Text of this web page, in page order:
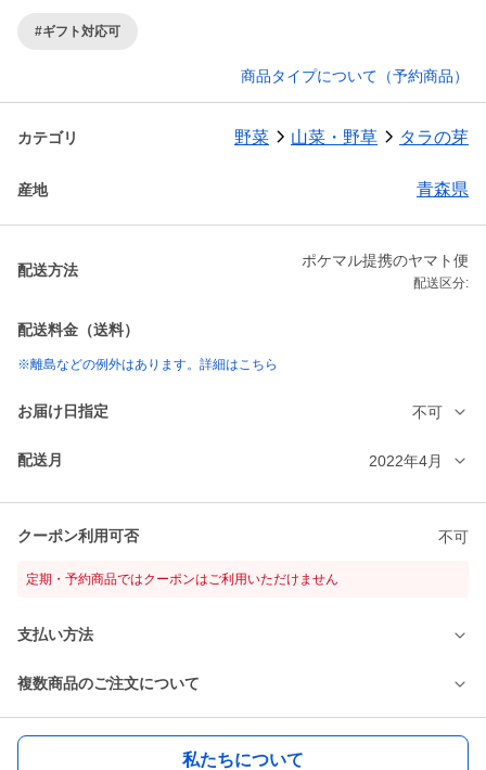
#ギフト対応可
商品タイプについて（予約商品）
カテゴリ 野菜 山菜・野草 タラの芽
産地 青森県
配送方法
ポケマル提携のヤマト便
配送区分:
配送料金（送料）
※離島などの例外はあります。詳細はこちら
お届け日指定 不可
配送月 2022年4月
クーポン利用可否 不可
定期・予約商品ではクーポンはご利用いただけません
支払い方法
複数商品のご注文について
私たちについて